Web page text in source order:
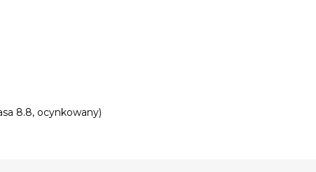
8.8, ocynkowany)